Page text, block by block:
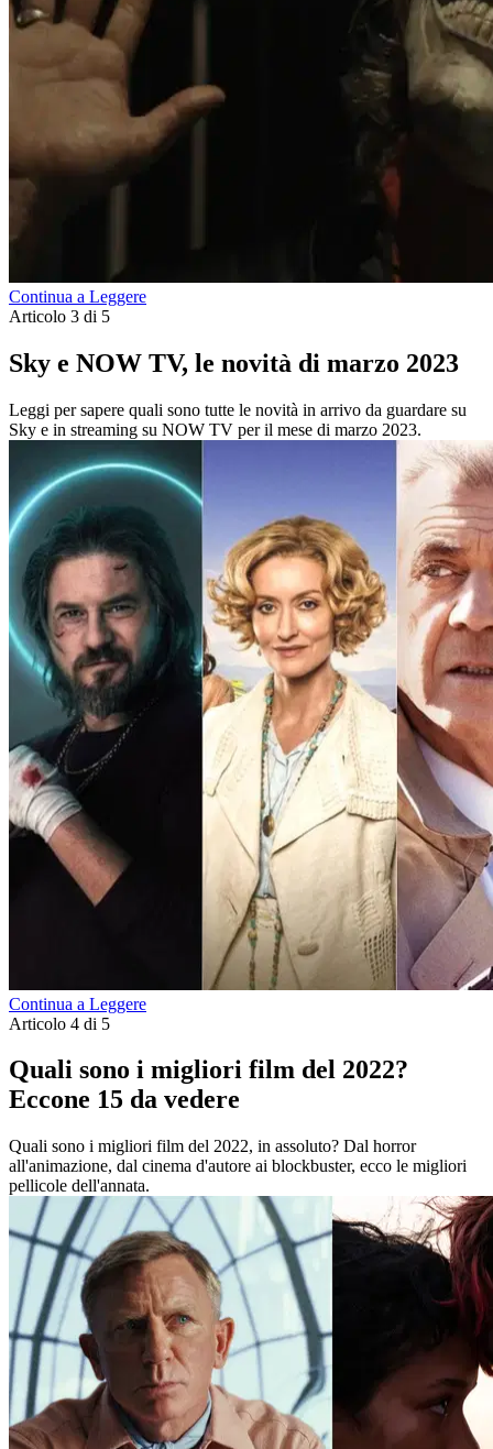
Continua a Leggere
Articolo 3 di 5
Sky e NOW TV, le novità di marzo 2023
Leggi per sapere quali sono tutte le novità in arrivo da guardare su
Sky e in streaming su NOW TV per il mese di marzo 2023.
Continua a Leggere
Articolo 4 di 5
Quali sono i migliori film del 2022?
Eccone 15 da vedere
Quali sono i migliori film del 2022, in assoluto? Dal horror
all'animazione, dal cinema d'autore ai blockbuster, ecco le migliori
pellicole dell'annata.